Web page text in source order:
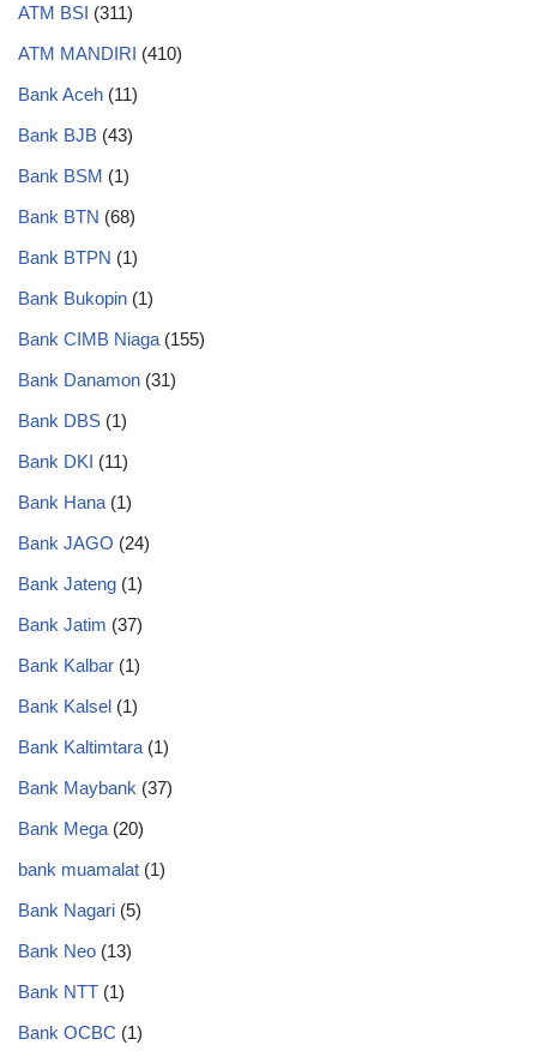
ATM BSI (311)
ATM MANDIRI (410)
Bank Aceh (11)
Bank BJB (43)
Bank BSM (1)
Bank BTN (68)
Bank BTPN (1)
Bank Bukopin (1)
Bank CIMB Niaga (155)
Bank Danamon (31)
Bank DBS (1)
Bank DKI (11)
Bank Hana (1)
Bank JAGO (24)
Bank Jateng (1)
Bank Jatim (37)
Bank Kalbar (1)
Bank Kalsel (1)
Bank Kaltimtara (1)
Bank Maybank (37)
Bank Mega (20)
bank muamalat (1)
Bank Nagari (5)
Bank Neo (13)
Bank NTT (1)
Bank OCBC (1)